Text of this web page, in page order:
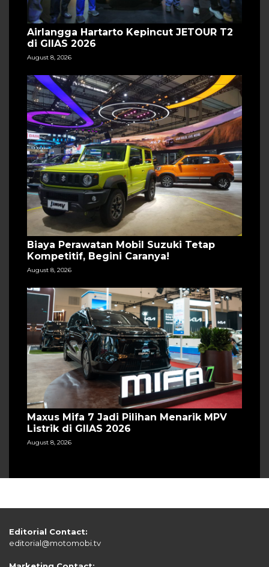
Airlangga Hartarto Kepincut JETOUR T2
di GIIAS 2026
August 8, 2026
Biaya Perawatan Mobil Suzuki Tetap
Kompetitif, Begini Caranya!
August 8, 2026
Maxus Mifa 7 Jadi Pilihan Menarik MPV
Listrik di GIIAS 2026
August 8, 2026
Editorial Contact:
editorial@motomobi.tv